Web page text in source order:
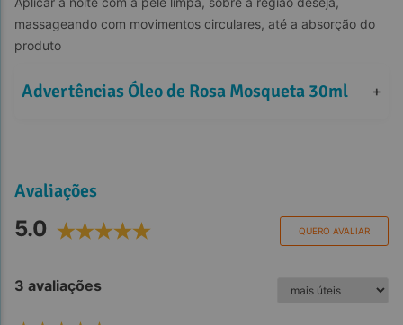
massageando com movimentos circulares, até a absorção do
produto
Advertências Óleo de Rosa Mosqueta 30ml +
Avaliações
5.0 QUERO AVALIAR
3 avaliações